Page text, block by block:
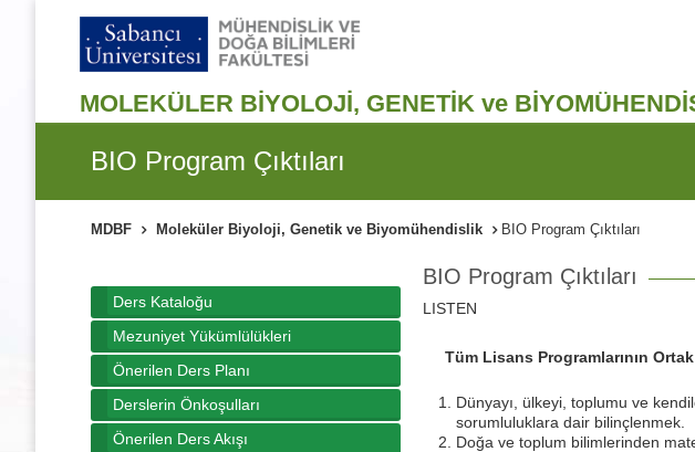
MOLEKÜLER BİYOLOJİ, GENETİK ve
BIO Program Çıktıları
MDBF Moleküler Biyoloji, Genetik ve Biyomühendislik BIO Program Çıktıları
Ders Kataloğu
Mezuniyet Yükümlülükleri
Önerilen Ders Planı
Derslerin Önkoşulları
Önerilen Ders Akışı
BIO Program Çıktıları
LISTEN
Tüm Lisans Programlarının Ortak
Dünyayı, ülkeyi, toplumu ve
sorumluluklara dair bilinçlenmek.
Doğa ve toplum bilimlerinden